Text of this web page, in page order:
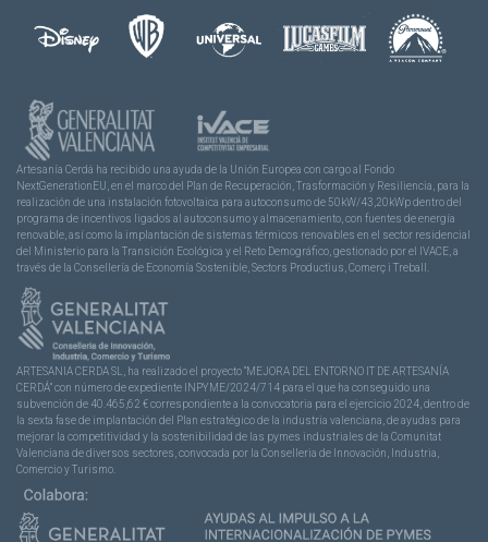
Artesanía Cerdá ha recibido una ayuda de la Unión Europea con cargo al Fondo
NextGenerationEU, en el marco del Plan de Recuperación, Trasformación y Resiliencia, para la
realización de una instalación fotovoltaica para autoconsumo de 50kW/43,20kWp dentro del
programa de incentivos ligados al autoconsumo y almacenamiento, con fuentes de energía
renovable, así como la implantación de sistemas térmicos renovables en el sector residencial
del Ministerio para la Transición Ecológica y el Reto Demográfico, gestionado por el IVACE, a
través de la Consellería de Economía Sostenible, Sectors Productius, Comerç i Treball.
ARTESANIA CERDA SL, ha realizado el proyecto “MEJORA DEL ENTORNO IT DE ARTESANÍA
CERDÁ” con número de expediente INPYME/2024/714 para el que ha conseguido una
subvención de 40.465,62 € correspondiente a la convocatoria para el ejercicio 2024, dentro de
la sexta fase de implantación del Plan estratégico de la industria valenciana, de ayudas para
mejorar la competitividad y la sostenibilidad de las pymes industriales de la Comunitat
Valenciana de diversos sectores, convocada por la Conselleria de Innovación, Industria,
Comercio y Turismo.